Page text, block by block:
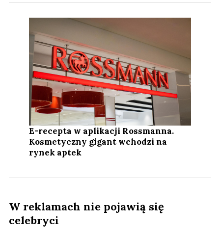
E-recepta w aplikacji Rossmanna.
Kosmetyczny gigant wchodzi na
rynek aptek
W reklamach nie pojawią się
celebryci